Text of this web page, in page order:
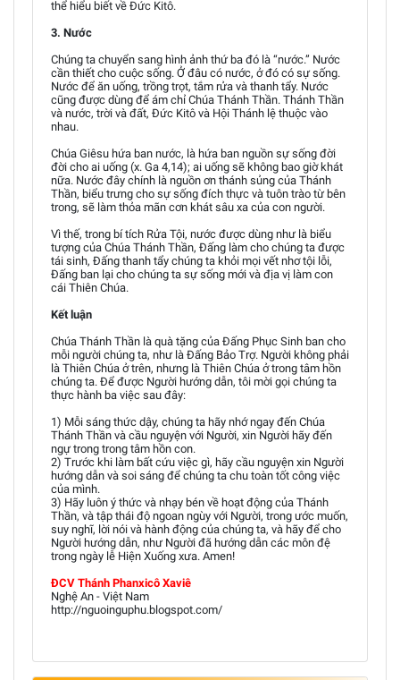
thể hiểu biết về Đức Kitô.
3. Nước
Chúng ta chuyển sang hình ảnh thứ ba đó là “nước.” Nước
cần thiết cho cuộc sống. Ở đâu có nước, ở đó có sự sống.
Nước để ăn uống, trồng trọt, tắm rửa và thanh tẩy. Nước
cũng được dùng để ám chỉ Chúa Thánh Thần. Thánh Thần
và nước, trời và đất, Đức Kitô và Hội Thánh lệ thuộc vào
nhau.
Chúa Giêsu hứa ban nước, là hứa ban nguồn sự sống đời
đời cho ai uống (x. Ga 4,14); ai uống sẽ không bao giờ khát
nữa. Nước đây chính là nguồn ơn thánh sủng của Thánh
Thần, biểu trưng cho sự sống đích thực và tuôn trào từ bên
trong, sẽ làm thỏa mãn cơn khát sâu xa của con người.
Vì thế, trong bí tích Rửa Tội, nước được dùng như là biểu
tượng của Chúa Thánh Thần, Đấng làm cho chúng ta được
tái sinh, Đấng thanh tẩy chúng ta khỏi mọi vết nhơ tội lỗi,
Đấng ban lại cho chúng ta sự sống mới và địa vị làm con
cái Thiên Chúa.
Kết luận
Chúa Thánh Thần là quà tặng của Đấng Phục Sinh ban cho
mỗi người chúng ta, như là Đấng Bảo Trợ. Người không phải
là Thiên Chúa ở trên, nhưng là Thiên Chúa ở trong tâm hồn
chúng ta. Để được Người hướng dẫn, tôi mời gọi chúng ta
thực hành ba việc sau đây:
1) Mỗi sáng thức dậy, chúng ta hãy nhớ ngay đến Chúa
Thánh Thần và cầu nguyện với Người, xin Người hãy đến
ngự trong trong tâm hồn con.
2) Trước khi làm bất cứu việc gì, hãy cầu nguyện xin Người
hướng dẫn và soi sáng để chúng ta chu toàn tốt công việc
của mình.
3) Hãy luôn ý thức và nhạy bén về hoạt động của Thánh
Thần, và tập thái độ ngoan ngùy với Người, trong ước muốn,
suy nghĩ, lời nói và hành động của chúng ta, và hãy để cho
Người hướng dẫn, như Người đã hướng dẫn các môn đệ
trong ngày lễ Hiện Xuống xưa. Amen!
ĐCV Thánh Phanxicô Xaviê
Nghệ An - Việt Nam
http://nguoinguphu.blogspot.com/